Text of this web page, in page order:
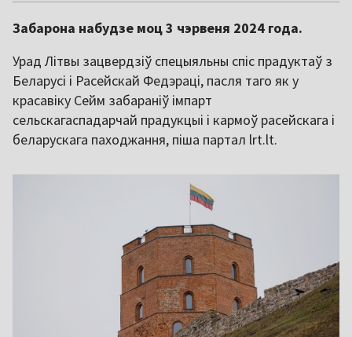
Забарона набудзе моц 3 чэрвеня 2024 года.
Урад Літвы зацвердзіў спецыяльны спіс прадуктаў з
Беларусі і Расейскай Федэраці, пасля таго як у
красавіку Сейм забараніў імпарт
сельскагаспадарчай прадукцыі і кармоў расейскага і
беларускага паходжання, піша партал lrt.lt.